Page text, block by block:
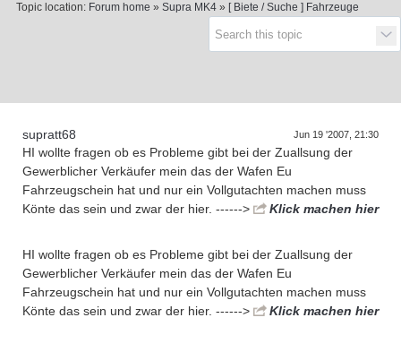
Supra generations
Topic location: Forum home » Supra MK4 » [ Biete / Suche ] Fahrzeuge
supratt68 Jun 19 '2007, 21:30
HI wollte fragen ob es Probleme gibt bei der Zuallsung der
Gewerblicher Verkäufer mein das der Wafen Eu
Fahrzeugschein hat und nur ein Vollgutachten machen muss
Könte das sein und zwar der hier. ------>
Klick machen hier
HI wollte fragen ob es Probleme gibt bei der Zuallsung der
Gewerblicher Verkäufer mein das der Wafen Eu
Fahrzeugschein hat und nur ein Vollgutachten machen muss
Könte das sein und zwar der hier. ------>
Klick machen hier